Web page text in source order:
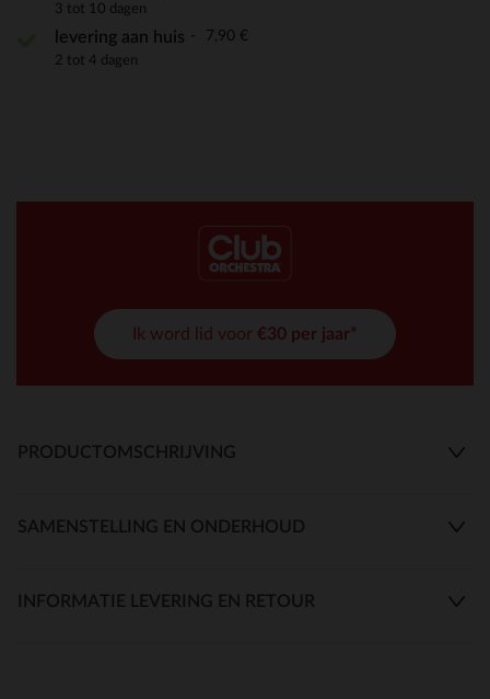
3 tot 10 dagen
levering aan huis 7,90 €
2 tot 4 dagen
Ik word lid voor €30 per jaar*
PRODUCTOMSCHRIJVING
SAMENSTELLING EN ONDERHOUD
INFORMATIE LEVERING EN RETOUR